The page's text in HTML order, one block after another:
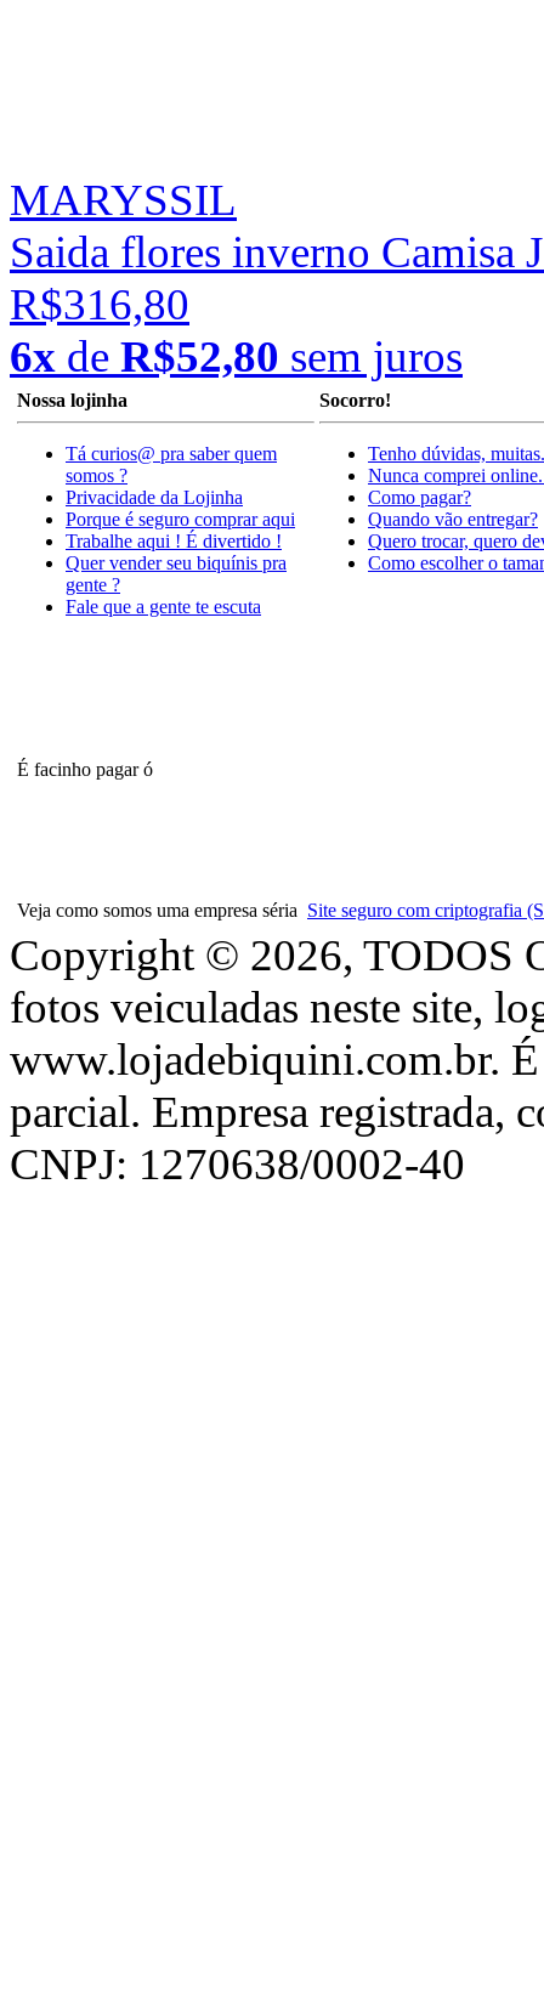
MARYSSIL
Saida flores inverno Camisa
R$316,80
6x de R$52,80 sem juros
Nossa lojinha
Tá curios@ pra saber quem
somos ?
Privacidade da Lojinha
Porque é seguro comprar aqui
Trabalhe aqui ! É divertido !
Quer vender seu biquínis pra
gente ?
Fale que a gente te escuta
Socorro!
Tenho dúvidas, muitas.
Nunca comprei online.
Como pagar?
Quando vão entregar?
Quero trocar, quero
Como escolher o
É facinho pagar ó
Veja como somos uma empresa séria Site seguro com criptografia
Copyright © 2026, TODOS
fotos veiculadas neste site,
www.lojadebiquini.com.br. É
parcial. Empresa registrada,
CNPJ: 1270638/0002-40